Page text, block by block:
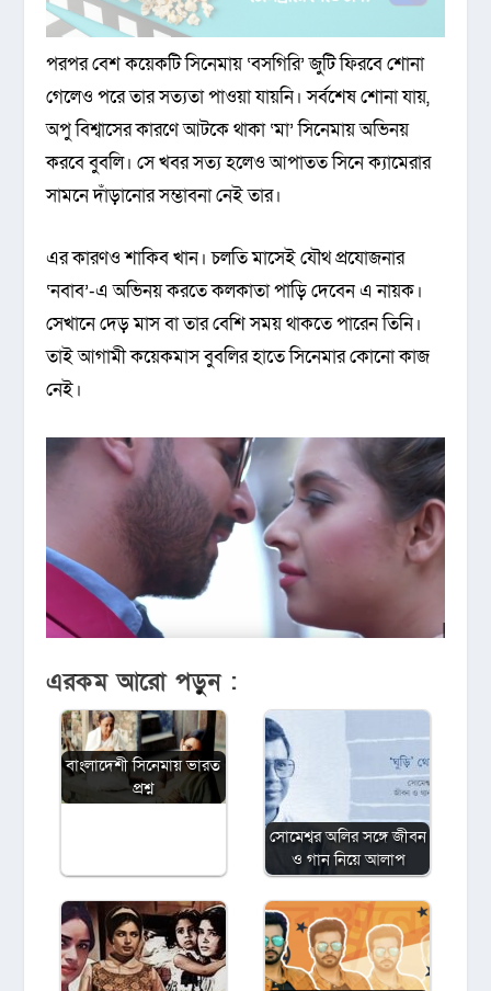
পরপর বেশ কয়েকটি সিনেমায় ‘বসগিরি’ জুটি ফিরবে শোনা
গেলেও পরে তার সত্যতা পাওয়া যায়নি। সর্বশেষ শোনা যায়,
অপু বিশ্বাসের কারণে আটকে থাকা ‘মা’ সিনেমায় অভিনয়
করবে বুবলি। সে খবর সত্য হলেও আপাতত সিনে ক্যামেরার
সামনে দাঁড়ানোর সম্ভাবনা নেই তার।
এর কারণও শাকিব খান। চলতি মাসেই যৌথ প্রযোজনার
‘নবাব’-এ অভিনয় করতে কলকাতা পাড়ি দেবেন এ নায়ক।
সেখানে দেড় মাস বা তার বেশি সময় থাকতে পারেন তিনি।
তাই আগামী কয়েকমাস বুবলির হাতে সিনেমার কোনো কাজ
নেই।
এরকম আরো পড়ুন :
বাংলাদেশী সিনেমায় ভারত
প্রশ্ন
সোমেশ্বর অলির সঙ্গে জীবন
ও গান নিয়ে আলাপ